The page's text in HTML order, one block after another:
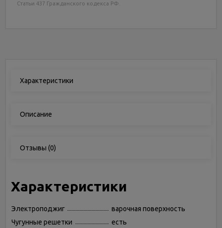
Статьи 437 Гражданского кодекса РФ.
Характеристики
Описание
Отзывы (0)
Характеристики
Электроподжиг
варочная поверхность
Чугунные решетки
есть